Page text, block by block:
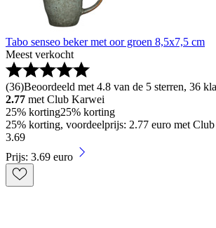
Tabo senseo beker met oor groen 8,5x7,5 cm
Meest verkocht
(36)Beoordeeld met 4.8 van de 5 sterren, 36
2.77 met Club Karwei
25% korting25% korting
25% korting, voordeelprijs: 2.77 euro met
3.69
Prijs: 3.69 euro